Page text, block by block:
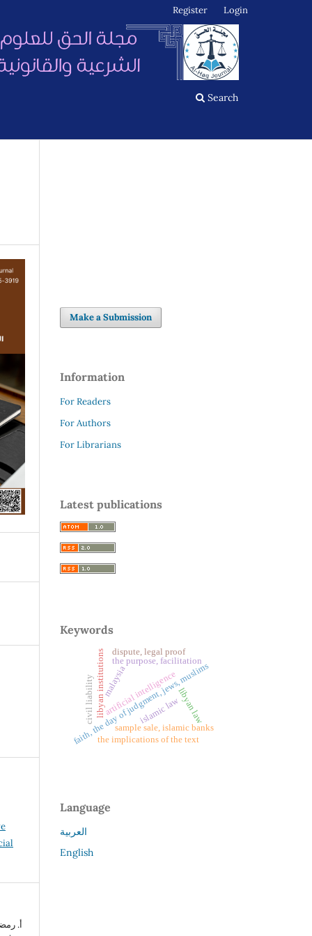
Search
Register Login
Make a Submission
Information
For Readers
For Authors
For Librarians
Latest publications
Keywords
faith, the day of judgment, jews, muslims
sample sale, islamic banks
malaysia
libyan institutions the purpose, facilitation
islamic law
artificial intelligence
civil liability libyan law
dispute, legal proof
the implications of the text
Language
العربية
English